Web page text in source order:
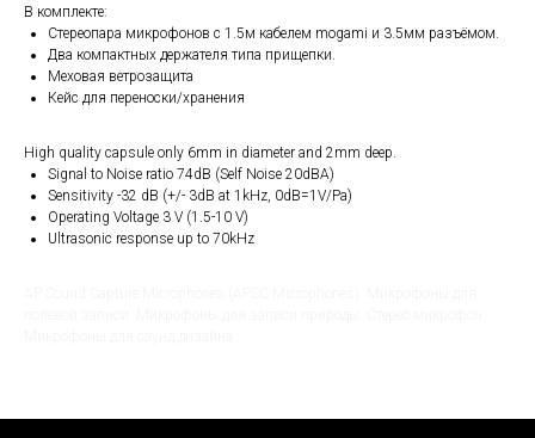
В комплекте:
Стереопара микрофонов с 1.5м кабелем mogami и 3.5мм разъёмом.
Два компактных держателя типа прищепки.
Меховая ветрозащита
Кейс для переноски/хранения
High quality capsule only 6mm in diameter and 2mm deep.
Signal to Noise ratio 74dB (Self Noise 20dBA)
Sensitivity -32 dB (+/- 3dB at 1kHz, 0dB=1V/Pa)
Operating Voltage 3 V (1.5-10 V)
Ultrasonic response up to 70kHz